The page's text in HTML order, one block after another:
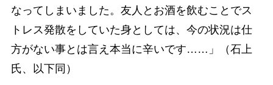
なってしまいました。友人とお酒を飲むことでス
トレス発散をしていた身としては、今の状況は仕
方がない事とは言え本当に辛いです……」（石上
氏、以下同）